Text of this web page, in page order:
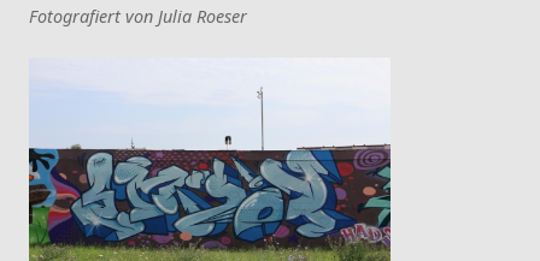
Fotografiert von Julia Roeser